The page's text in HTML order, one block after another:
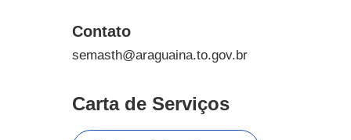
Contato
semasth@araguaina.to.gov.br
Carta de Serviços